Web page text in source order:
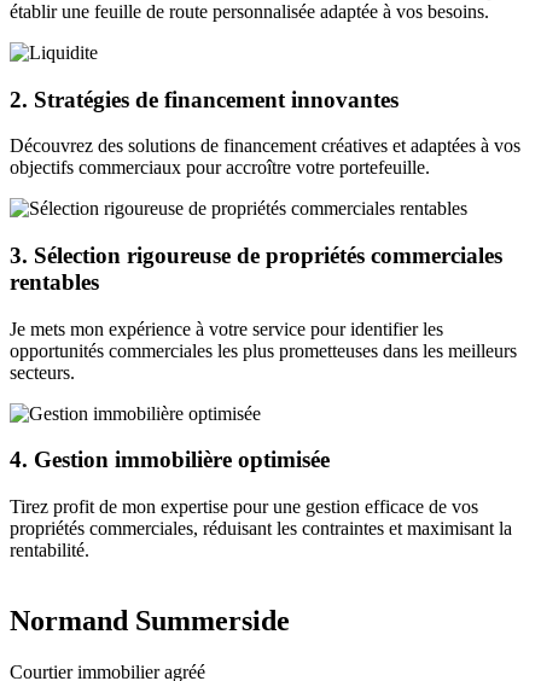
établir une feuille de route personnalisée adaptée à vos besoins.
2. Stratégies de financement innovantes
Découvrez des solutions de financement créatives et adaptées à vos
objectifs commerciaux pour accroître votre portefeuille.
3. Sélection rigoureuse de propriétés commerciales
rentables
Je mets mon expérience à votre service pour identifier les
opportunités commerciales les plus prometteuses dans les meilleurs
secteurs.
4. Gestion immobilière optimisée
Tirez profit de mon expertise pour une gestion efficace de vos
propriétés commerciales, réduisant les contraintes et maximisant la
rentabilité.
Normand Summerside
Courtier immobilier agréé